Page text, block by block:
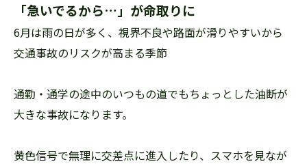
「急いでるから…」が命取りに
6月は雨の日が多く、視界不良や路面が滑りやすいから
交通事故のリスクが高まる季節
通勤・通学の途中のいつもの道でもちょっとした油断が
大きな事故になります。
黄色信号で無理に交差点に進入したり、スマホを見なが